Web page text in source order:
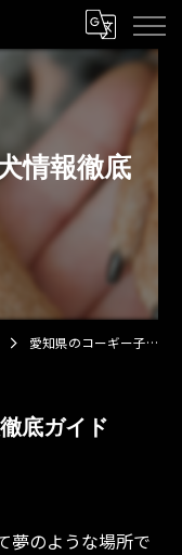
情報徹底
愛知県のコーギー子犬情報徹底ガイド
底ガイド
夢のような場所で